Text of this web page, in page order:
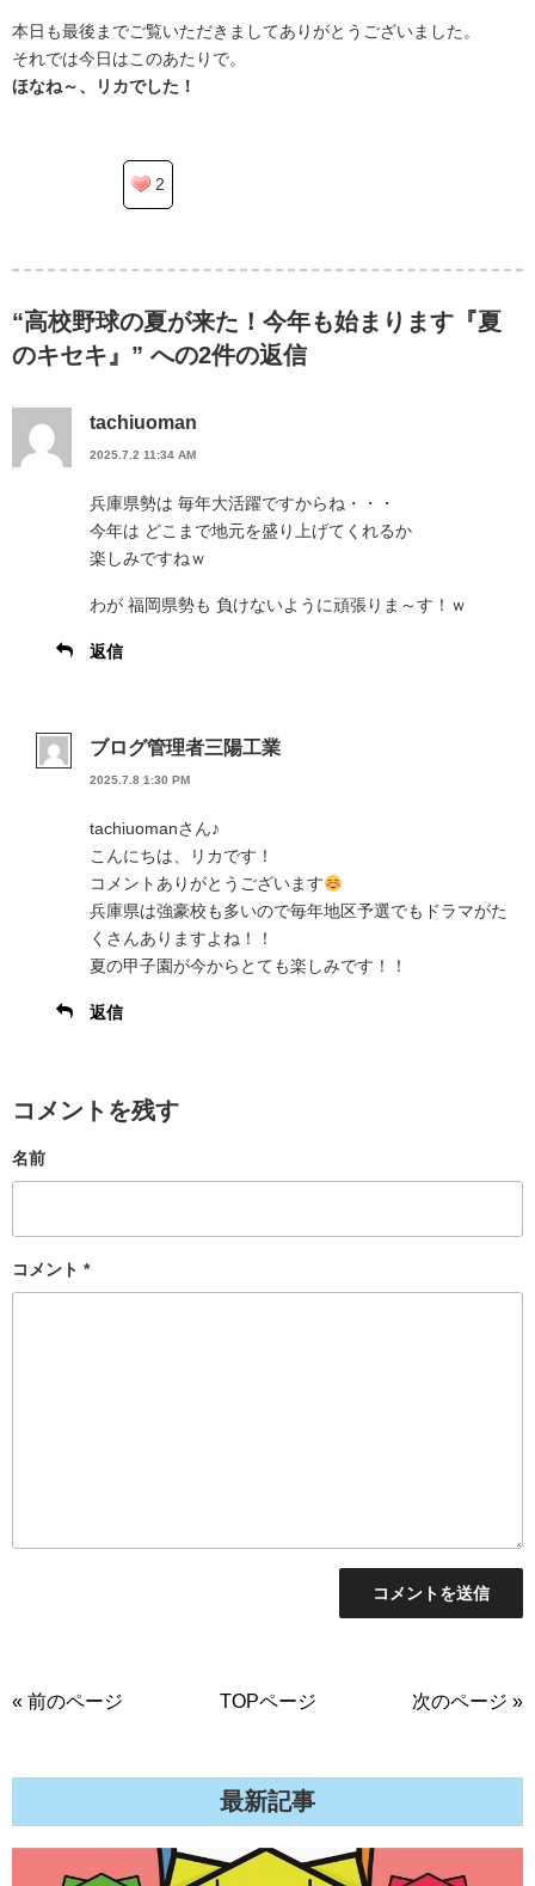
本日も最後までご覧いただきましてありがとうございました。
それでは今日はこのあたりで。
ほなね～、リカでした！
2
“高校野球の夏が来た！今年も始まります『夏
のキセキ』” への2件の返信
tachiuoman
2025.7.2 11:34 AM
兵庫県勢は 毎年大活躍ですからね・・・
今年は どこまで地元を盛り上げてくれるか
楽しみですねｗ
わが 福岡県勢も 負けないように頑張りま～す！ｗ
返信
ブログ管理者三陽工業
2025.7.8 1:30 PM
tachiuomanさん♪
こんにちは、リカです！
コメントありがとうございます
兵庫県は強豪校も多いので毎年地区予選でもドラマがた
くさんありますよね！！
夏の甲子園が今からとても楽しみです！！
返信
コメントを残す
コメント *
名前
« 前のページ TOPページ 次のページ »
最新記事